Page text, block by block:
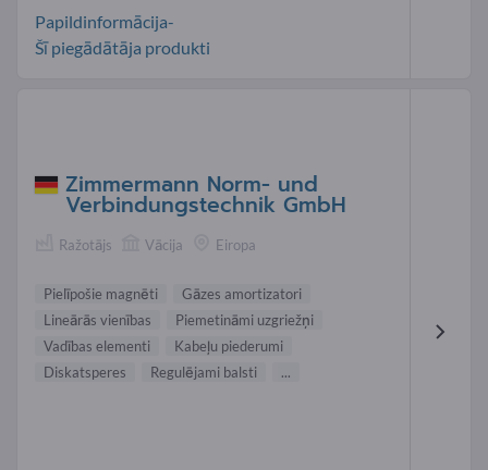
Papildinformācija-
Šī piegādātāja produkti
Zimmermann Norm- und
Verbindungstechnik GmbH
Ražotājs Vācija Eiropa
Pielīpošie magnēti
Gāzes amortizatori
Lineārās vienības
Piemetināmi uzgriežņi
Vadības elementi
Kabeļu piederumi
Diskatsperes
Regulējami balsti ...